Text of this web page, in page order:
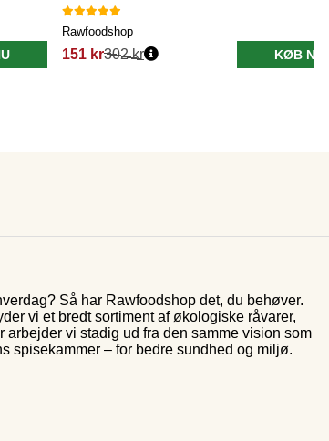
Rawfoodshop
151 kr302 kr KØB NU
Så har Rawfoodshop det, du behøver.
vi et bredt sortiment af økologiske råvarer,
arbejder vi stadig ud fra den samme vision som
spisekammer – for bedre sundhed og miljø.